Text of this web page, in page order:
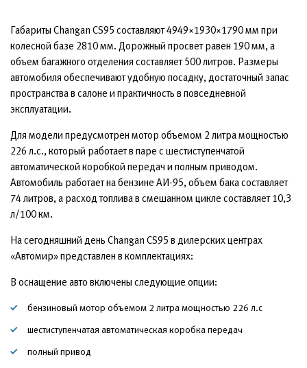
Габариты Changan CS95 составляют 4949×1930×1790 мм при
колесной базе 2810 мм. Дорожный просвет равен 190 мм, а
объем багажного отделения составляет 500 литров. Размеры
автомобиля обеспечивают удобную посадку, достаточный запас
пространства в салоне и практичность в повседневной
эксплуатации.
Для модели предусмотрен мотор объемом 2 литра мощностью
226 л.с., который работает в паре с шестиступенчатой
автоматической коробкой передач и полным приводом.
Автомобиль работает на бензине АИ-95, объем бака составляет
74 литров, а расход топлива в смешанном цикле составляет 10,3
л/100 км.
На сегодняшний день Changan CS95 в дилерских центрах
«Автомир» представлен в комплектациях:
В оснащение авто включены следующие опции:
бензиновый мотор объемом 2 литра мощностью 226 л.с
шестиступенчатая автоматическая коробка передач
полный привод